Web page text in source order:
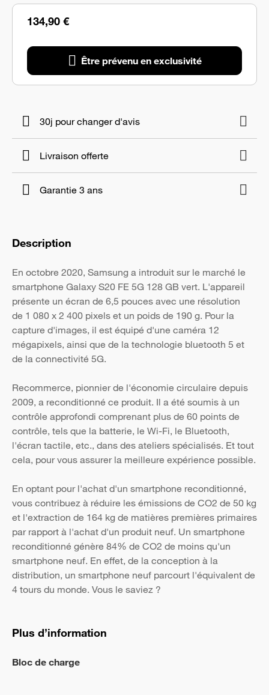
134,90 €
Être prévenu en exclusivité
30j pour changer d'avis
Livraison offerte
Garantie 3 ans
Description
En octobre 2020, Samsung a introduit sur le marché le
smartphone Galaxy S20 FE 5G 128 GB vert. L'appareil
présente un écran de 6,5 pouces avec une résolution
de 1 080 x 2 400 pixels et un poids de 190 g. Pour la
capture d'images, il est équipé d'une caméra 12
mégapixels, ainsi que de la technologie bluetooth 5 et
de la connectivité 5G.
Recommerce, pionnier de l'économie circulaire depuis
2009, a reconditionné ce produit. Il a été soumis à un
contrôle approfondi comprenant plus de 60 points de
contrôle, tels que la batterie, le Wi-Fi, le Bluetooth,
l'écran tactile, etc., dans des ateliers spécialisés. Et tout
cela, pour vous assurer la meilleure expérience possible.
En optant pour l'achat d'un smartphone reconditionné,
vous contribuez à réduire les émissions de CO2 de 50 kg
et l'extraction de 164 kg de matières premières primaires
par rapport à l'achat d'un produit neuf. Un smartphone
reconditionné génère 84% de CO2 de moins qu'un
smartphone neuf. En effet, de la conception à la
distribution, un smartphone neuf parcourt l'équivalent de
4 tours du monde. Vous le saviez ?
Plus d’information
Bloc de charge